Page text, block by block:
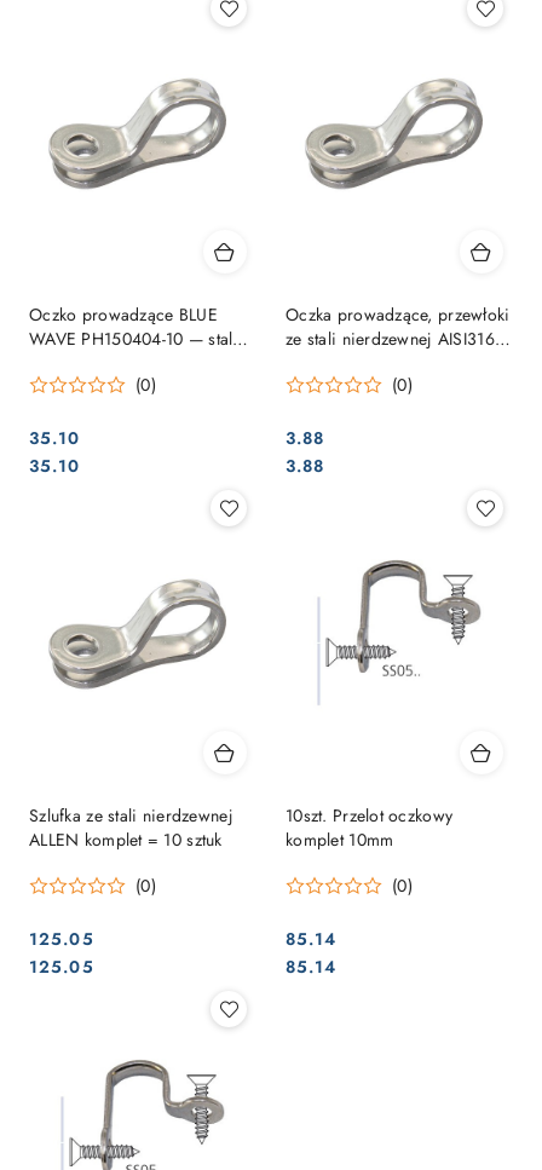
Oczko prowadzące BLUE
WAVE PH150404-10 — stal
10 szt.
(0)
Cena:
35.10
Cena:
35.10
Oczka prowadzące, przewłoki
ze stali nierdzewnej AISI316 -
(0)
Cena:
3.88
Cena:
3.88
Szlufka ze stali nierdzewnej
ALLEN komplet = 10 sztuk
(0)
Cena:
125.05
Cena:
125.05
10szt. Przelot oczkowy
komplet 10mm
(0)
Cena:
85.14
Cena:
85.14